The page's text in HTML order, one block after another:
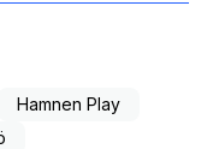
Hamnen Play